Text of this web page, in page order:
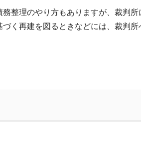
整理のやり方もありますが、裁判
く再建を図るときなどには、裁判